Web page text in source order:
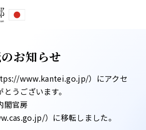
お知らせ
www.kantei.go.jp/）にアクセ
うございます。
閣官房
）に移転しました。​